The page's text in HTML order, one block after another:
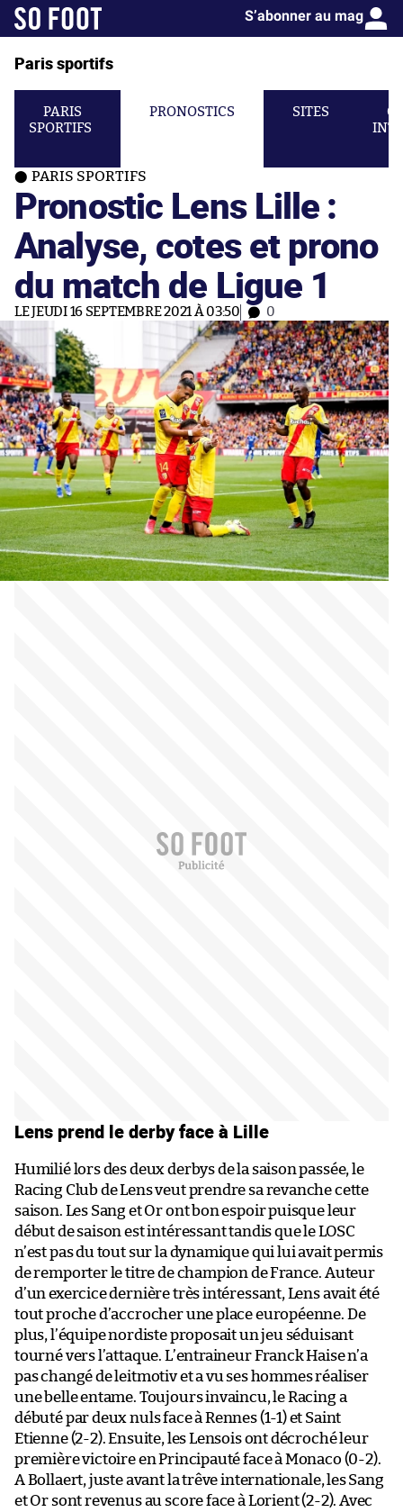
S’abonner au mag
Paris sportifs
PARIS
SPORTIFS
PRONOSTICS SITES
PARIS SPORTIFS
Pronostic Lens Lille :
Analyse, cotes et prono
du match de Ligue 1
LE JEUDI 16 SEPTEMBRE 2021 À 03:50 0
Lens prend le derby face à Lille
Humilié lors des deux derbys de la saison passée, le
Racing Club de Lens veut prendre sa revanche cette
saison. Les Sang et Or ont bon espoir puisque leur
début de saison est intéressant tandis que le LOSC
n’est pas du tout sur la dynamique qui lui avait permis
de remporter le titre de champion de France. Auteur
d’un exercice dernière très intéressant, Lens avait été
tout proche d’accrocher une place européenne. De
plus, l’équipe nordiste proposait un jeu séduisant
tourné vers l’attaque. L’entraineur Franck Haise n’a
pas changé de leitmotiv et a vu ses hommes réaliser
une belle entame. Toujours invaincu, le Racing a
débuté par deux nuls face à Rennes (1-1) et Saint
Etienne (2-2). Ensuite, les Lensois ont décroché leur
première victoire en Principauté face à Monaco (0-2).
A Bollaert, juste avant la trêve internationale, les Sang
et Or sont revenus au score face à Lorient (2-2). Avec